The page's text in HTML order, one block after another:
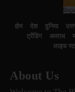
होम देश दुनिया
ट्रेंडिंग
अपराध
लाइफ
About Us